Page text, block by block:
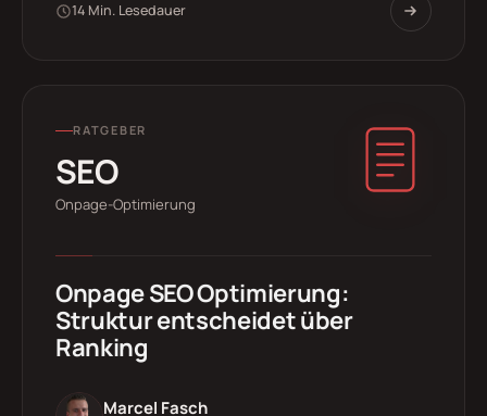
14 Min. Lesedauer
RATGEBER
SEO
Onpage-Optimierung
Onpage SEO Optimierung:
Struktur entscheidet über
Ranking
Marcel Fasch